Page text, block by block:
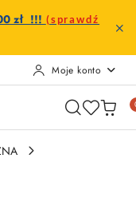
zł !!! (sprawdź
Moje konto